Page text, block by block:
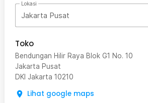
Lokasi
Jakarta Pusat
Toko
Bendungan Hilir Raya Blok G1 No. 10
Jakarta Pusat
DKI Jakarta 10210
Lihat google maps